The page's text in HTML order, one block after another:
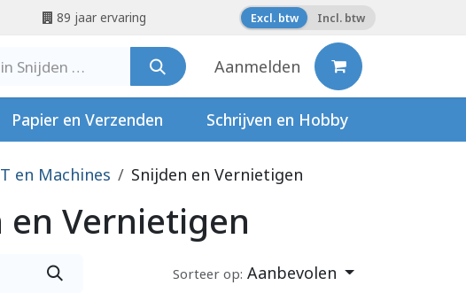
89 jaar ervaring Excl. btw Incl. btw
Aanmelden
Papier en Verzenden Schrijven en Hobby
en Machines Snijden en Vernietigen
en Vernietigen
Sorteer op: Aanbevolen